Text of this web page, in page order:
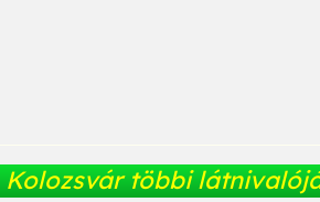
Kolozsvár többi